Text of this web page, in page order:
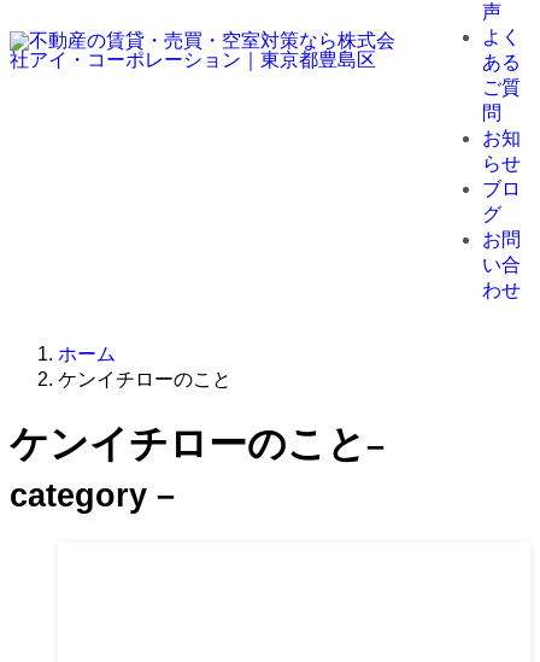
声
よく
ある
ご質
問
お知
らせ
ブロ
グ
お問
い合
わせ
ホーム
ケンイチローのこと
ケンイチローのこと –
category –